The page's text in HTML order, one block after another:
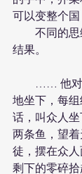
可以变整个国
不同的思
结果。
…… 他对门
地坐下，每
话，叫众人坐
两条鱼，望
徒，摆在众
剩下的零碎